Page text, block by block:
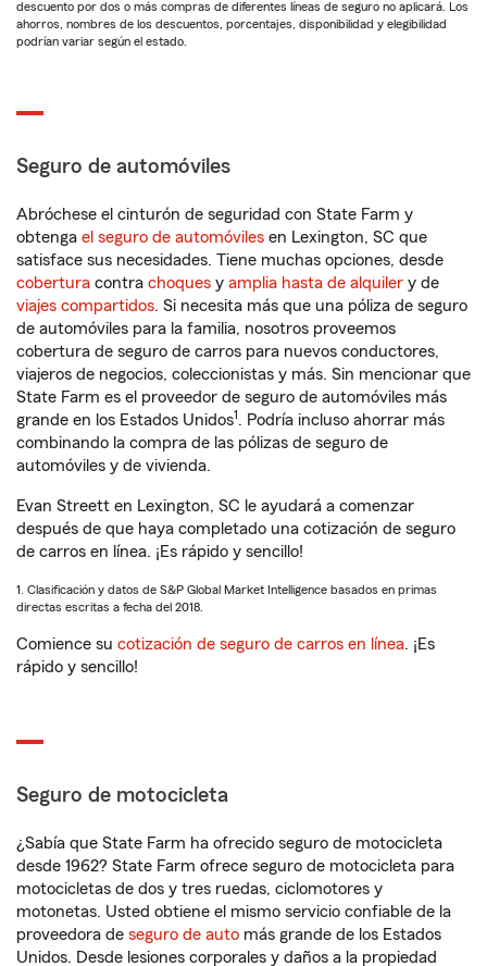
descuento por dos o más compras de diferentes líneas de seguro no aplicará. Los
ahorros, nombres de los descuentos, porcentajes, disponibilidad y elegibilidad
podrían variar según el estado.
Seguro de automóviles
Abróchese el cinturón de seguridad con State Farm y
obtenga el seguro de automóviles en Lexington, SC que
satisface sus necesidades. Tiene muchas opciones, desde
cobertura contra choques y amplia hasta de alquiler y de
viajes compartidos. Si necesita más que una póliza de seguro
de automóviles para la familia, nosotros proveemos
cobertura de seguro de carros para nuevos conductores,
viajeros de negocios, coleccionistas y más. Sin mencionar que
State Farm es el proveedor de seguro de automóviles más
grande en los Estados Unidos1. Podría incluso ahorrar más
combinando la compra de las pólizas de seguro de
automóviles y de vivienda.
Evan Streett en Lexington, SC le ayudará a comenzar
después de que haya completado una cotización de seguro
de carros en línea. ¡Es rápido y sencillo!
1. Clasificación y datos de S&P Global Market Intelligence basados en primas
directas escritas a fecha del 2018.
Comience su cotización de seguro de carros en línea. ¡Es
rápido y sencillo!
Seguro de motocicleta
¿Sabía que State Farm ha ofrecido seguro de motocicleta
desde 1962? State Farm ofrece seguro de motocicleta para
motocicletas de dos y tres ruedas, ciclomotores y
motonetas. Usted obtiene el mismo servicio confiable de la
proveedora de seguro de auto más grande de los Estados
Unidos. Desde lesiones corporales y daños a la propiedad